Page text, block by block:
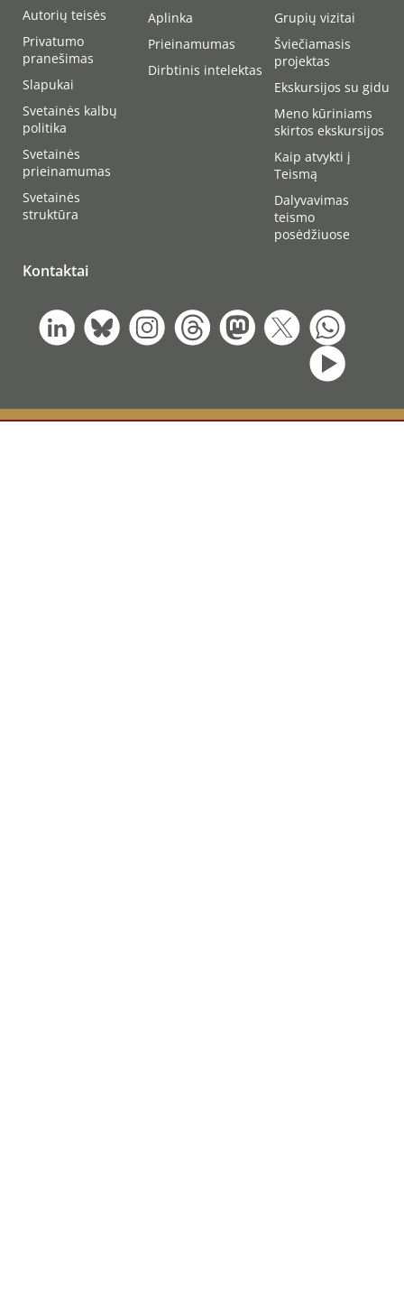
Autorių teisės
Privatumo
pranešimas
Slapukai
Svetainės kalbų
politika
Svetainės
prieinamumas
Svetainės
struktūra
Aplinka
Prieinamumas
Dirbtinis intelektas
Grupių vizitai
Šviečiamasis
projektas
Ekskursijos su gidu
Meno kūriniams
skirtos ekskursijos
Kaip atvykti į
Teismą
Dalyvavimas
teismo
posėdžiuose
Kontaktai